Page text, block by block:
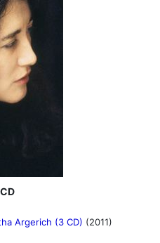
Argerich (3 CD) (2011)